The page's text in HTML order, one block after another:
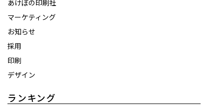
あけぼの印刷社
マーケティング
お知らせ
採用
印刷
デザイン
ランキング